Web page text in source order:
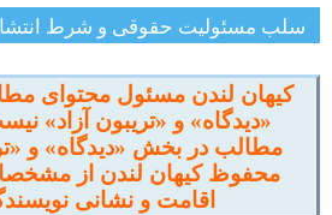
سلب مسئولیت حقوقی و شرط
کیهان لندن مسئول محتوای
«دیدگاه» و «تریبون آزاد»
مطالب در بخش «دیدگاه» و
محفوظ کیهان لندن از
اقامت و نشانی